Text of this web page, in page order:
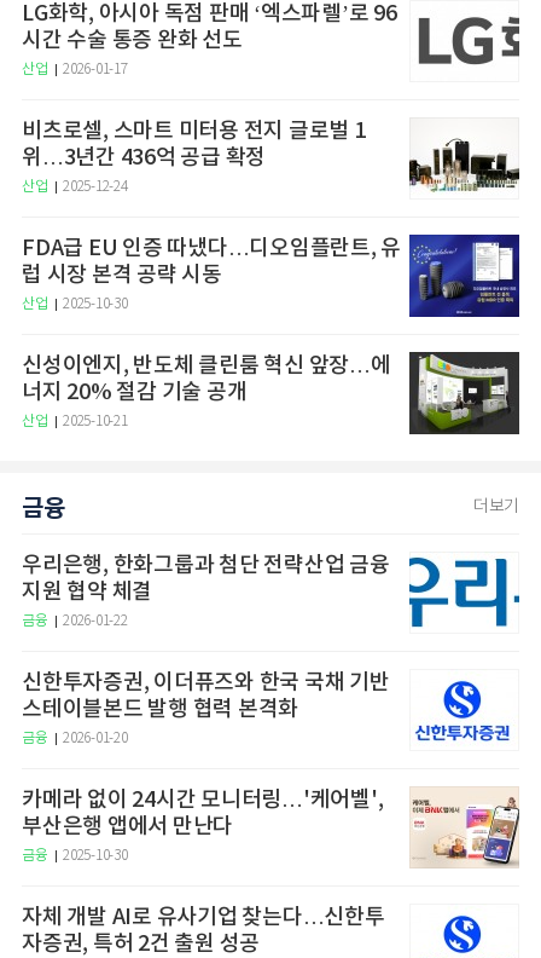
LG화학, 아시아 독점 판매 ‘엑스파렐’로 96
시간 수술 통증 완화 선도
산업 2026-01-17
비츠로셀, 스마트 미터용 전지 글로벌 1
위…3년간 436억 공급 확정
산업 2025-12-24
FDA급 EU 인증 따냈다…디오임플란트, 유
럽 시장 본격 공략 시동
산업 2025-10-30
신성이엔지, 반도체 클린룸 혁신 앞장…에
너지 20% 절감 기술 공개
산업 2025-10-21
금융 더보기
우리은행, 한화그룹과 첨단 전략산업 금융
지원 협약 체결
금융 2026-01-22
신한투자증권, 이더퓨즈와 한국 국채 기반
스테이블본드 발행 협력 본격화
금융 2026-01-20
카메라 없이 24시간 모니터링…'케어벨',
부산은행 앱에서 만난다
금융 2025-10-30
자체 개발 AI로 유사기업 찾는다…신한투
자증권, 특허 2건 출원 성공